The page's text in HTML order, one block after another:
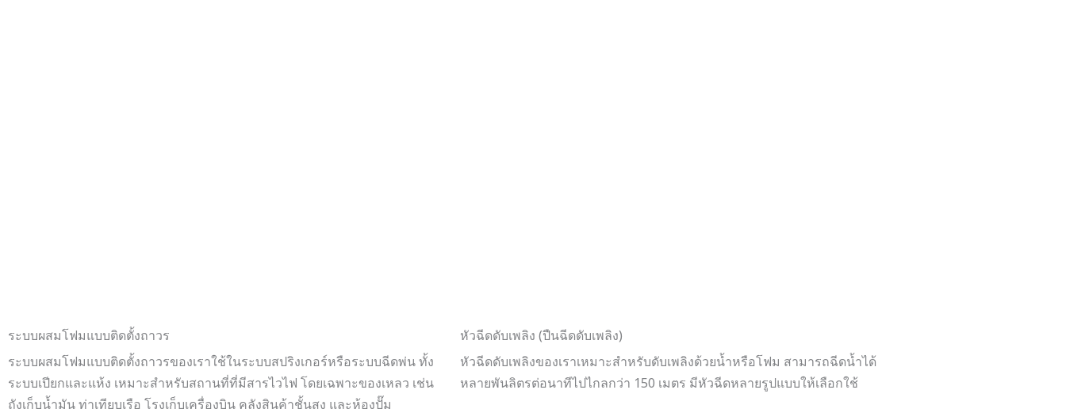
ระบบผสมโฟมแบบติดตั้งถาวร
ระบบผสมโฟมแบบติดตั้งถาวรของเราใช้ในระบบสปริงเกอร์หรือระบบฉีดพ่น ทั้ง
ระบบเปียกและแห้ง เหมาะสำหรับสถานที่ที่มีสารไวไฟ โดยเฉพาะของเหลว เช่น
ถังเก็บน้ำมัน ท่าเทียบเรือ โรงเก็บเครื่องบิน คลังสินค้าชั้นสูง และห้องปั๊ม
หัวฉีดดับเพลิง (ปืนฉีดดับเพลิง)
หัวฉีดดับเพลิงของเราเหมาะสำหรับดับเพลิงด้วยน้ำหรือโฟม สามารถฉีดน้ำได้
หลายพันลิตรต่อนาทีไปไกลกว่า 150 เมตร มีหัวฉีดหลายรูปแบบให้เลือกใช้